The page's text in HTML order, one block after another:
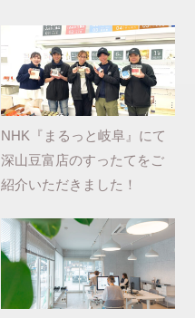
NHK『まるっと岐阜』にて
深山豆富店のすったてをご
紹介いただきました！